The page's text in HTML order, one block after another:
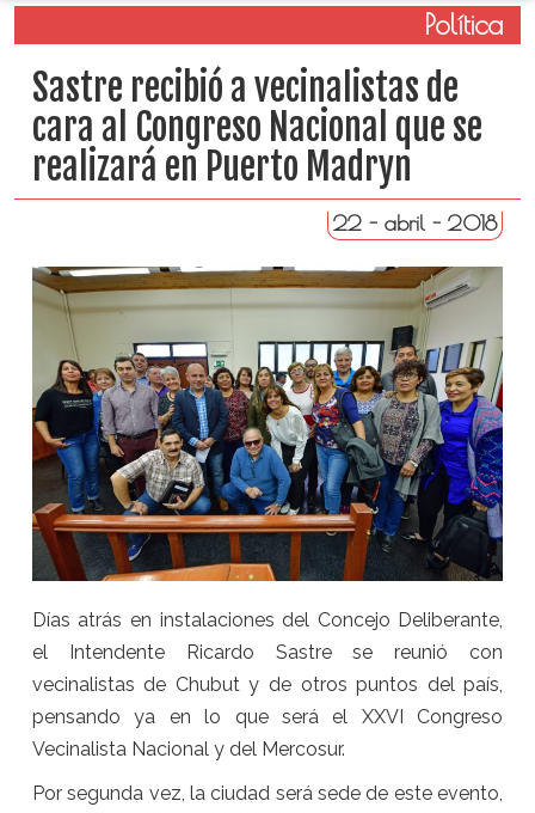
Política
Sastre recibió a vecinalistas de
cara al Congreso Nacional que se
realizará en Puerto Madryn
22 - abril - 2018
Días atrás en instalaciones del Concejo Deliberante,
el Intendente Ricardo Sastre se reunió con
vecinalistas de Chubut y de otros puntos del país,
pensando ya en lo que será el XXVI Congreso
Vecinalista Nacional y del Mercosur.
Por segunda vez, la ciudad será sede de este evento,